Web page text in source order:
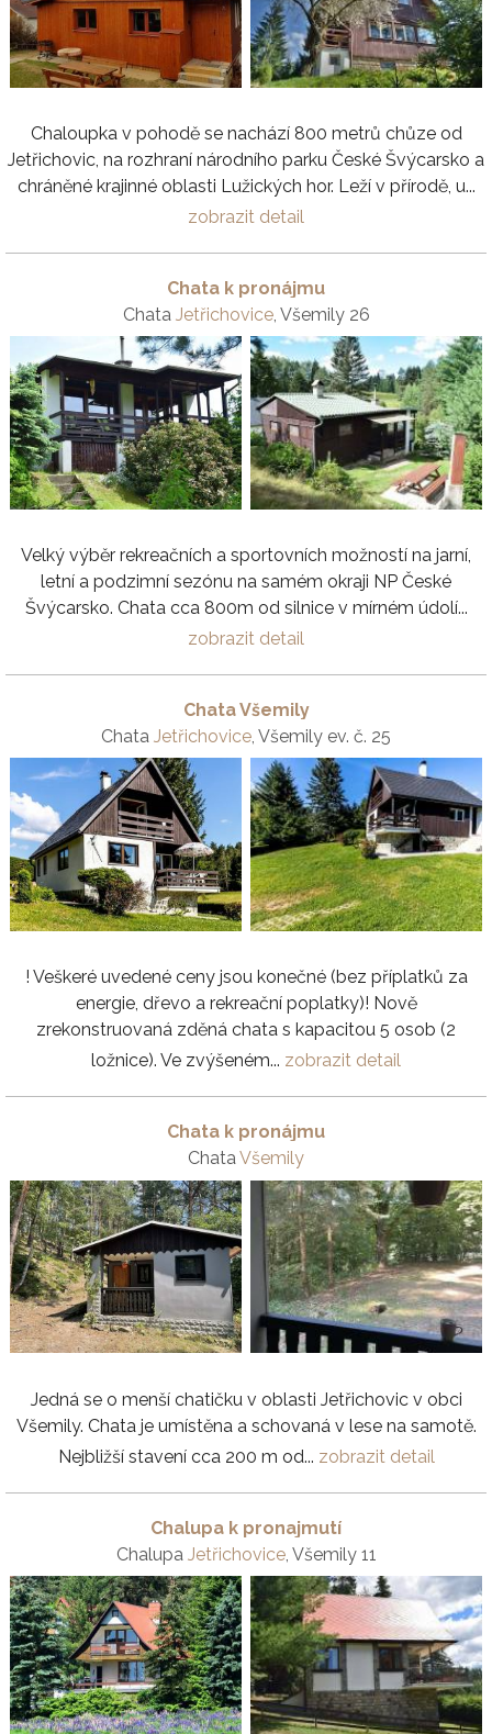
Chaloupka v pohodě se nachází 800 metrů chůze od
Jetřichovic, na rozhraní národního parku České Švýcarsko a
chráněné krajinné oblasti Lužických hor. Leží v přírodě, u...
zobrazit detail
Chata k pronájmu
Chata Jetřichovice, Všemily 26
Velký výběr rekreačních a sportovních možností na jarní,
letní a podzimní sezónu na samém okraji NP České
Švýcarsko. Chata cca 800m od silnice v mírném údolí...
zobrazit detail
Chata Všemily
Chata Jetřichovice, Všemily ev. č. 25
! Veškeré uvedené ceny jsou konečné (bez příplatků za
energie, dřevo a rekreační poplatky)! Nově
zrekonstruovaná zděná chata s kapacitou 5 osob (2
ložnice). Ve zvýšeném... zobrazit detail
Chata k pronájmu
ChataVšemily
Jedná se o menší chatičku v oblasti Jetřichovic v obci
Všemily. Chata je umístěna a schovaná v lese na samotě.
Nejbližší stavení cca 200 m od... zobrazit detail
Chalupa k pronajmutí
Chalupa Jetřichovice, Všemily 11